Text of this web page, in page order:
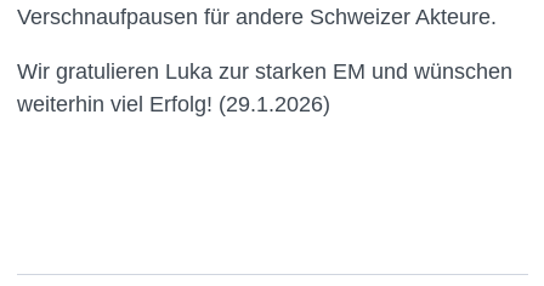
Verschnaufpausen für andere Schweizer Akteure.
Wir gratulieren Luka zur starken EM und wünschen
weiterhin viel Erfolg! (29.1.2026)